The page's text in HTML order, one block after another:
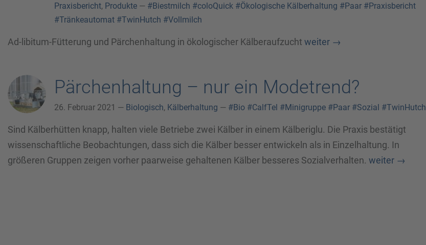
Praxisbericht, Produkte — #Biestmilch #coloQuick #Ökologische Kälberhaltung #Paar #Praxisbericht
#Tränkeautomat #TwinHutch #Vollmilch
Ad-libitum-Fütterung und Pärchenhaltung in ökologischer Kälberaufzucht weiter →
Pärchenhaltung – nur ein Modetrend?
26. Februar 2021 — Biologisch, Kälberhaltung — #Bio #CalfTel #Minigruppe #Paar #Sozial #TwinHutch
Sind Kälberhütten knapp, halten viele Betriebe zwei Kälber in einem Kälberiglu. Die Praxis bestätigt
wissenschaftliche Beobachtungen, dass sich die Kälber besser entwickeln als in Einzelhaltung. In
größeren Gruppen zeigen vorher paarweise gehaltenen Kälber besseres Sozialverhalten. weiter →